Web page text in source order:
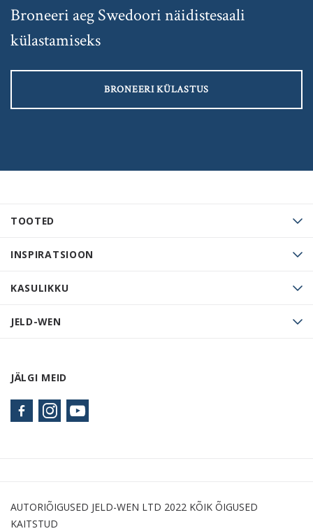
TOOTED
INSPIRATSIOON
KASULIKKU
JELD-WEN
JÄLGI MEID
Broneeri aeg Swedoori näidistesaali
külastamiseks
BRONEERI KÜLASTUS
AUTORIÕIGUSED JELD-WEN LTD 2022 KÕIK ÕIGUSED
KAITSTUD